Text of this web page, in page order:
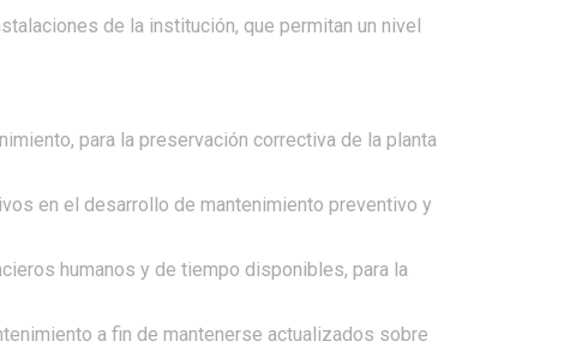
de la institución, que permitan un nivel
para la preservación correctiva de la planta
en el desarrollo de mantenimiento preventivo y
humanos y de tiempo disponibles, para la
a fin de mantenerse actualizados sobre